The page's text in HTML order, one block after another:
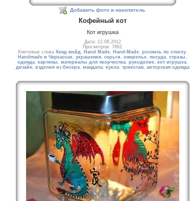
Добавить фото в накопитель
Кофейный кот
Кот игрушка
Дата: 12.08.2012
Просмотров: 7862
Ключевые слова Хенд мейд, Hand Made, Hand-Made, роспись по стеклу,
Handmade в Черкассах, украшения, серьги , ожерелье, посуда, стразы ,
одежда, картины , материалы для творчества, рукоделие, кот игрушка,
дизайн, изделия из бисера, мандала, кукла, трикотаж, авторская одежда